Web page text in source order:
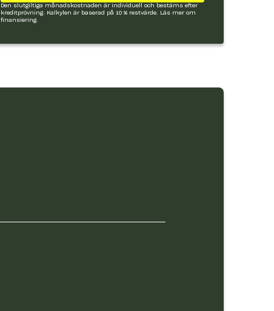
Den slutgiltiga månadskostnaden är individuell och bestäms efter
kreditprövning. Kalkylen är baserad på 10 % restvärde.
Läs mer om
finansiering.